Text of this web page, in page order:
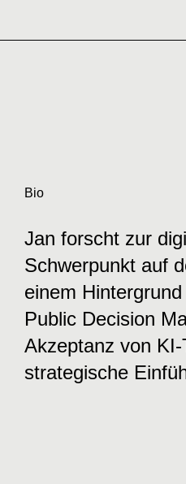
Bio
Jan forscht zur
Schwerpunkt auf
einem
Public Decision
Akzeptanz von
strategische